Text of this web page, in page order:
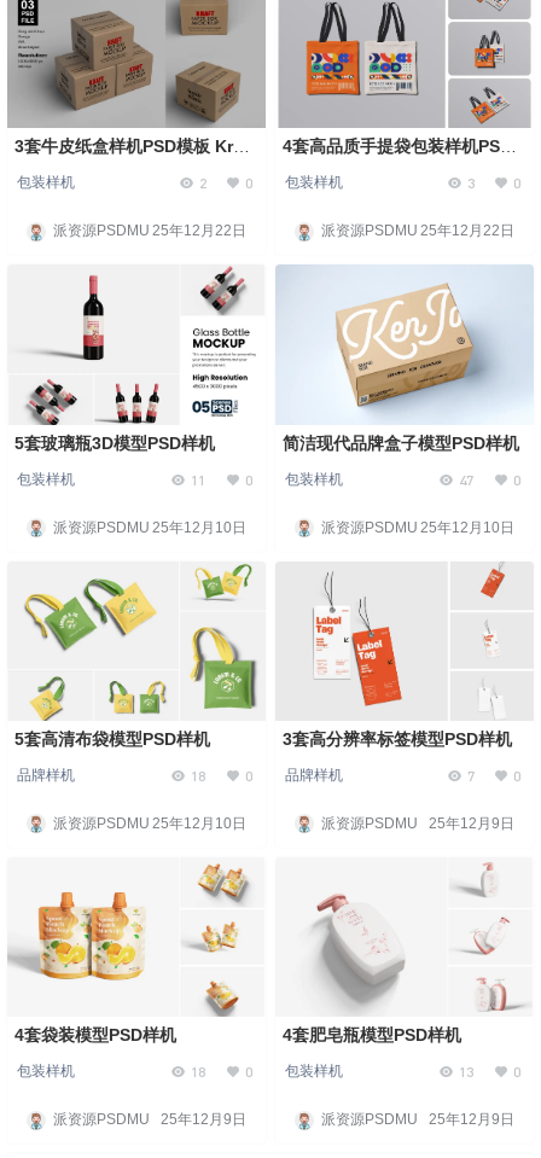
3套牛皮纸盒样机PSD模板 Kraft
Paper Box Mockup
包装样机 2 0
派资源PSDMU 25年12月22日
4套高品质手提袋包装样机PSD
模板 High Quality Tote Bag
Mockup
包装样机 3 0
派资源PSDMU 25年12月22日
5套玻璃瓶3D模型PSD样机
包装样机 11 0
派资源PSDMU 25年12月10日
简洁现代品牌盒子模型PSD样机
包装样机 47 0
派资源PSDMU 25年12月10日
5套高清布袋模型PSD样机
品牌样机 18 0
派资源PSDMU 25年12月10日
3套高分辨率标签模型PSD样机
品牌样机 7 0
派资源PSDMU 25年12月9日
4套袋装模型PSD样机
包装样机 18 0
派资源PSDMU 25年12月9日
4套肥皂瓶模型PSD样机
包装样机 13 0
派资源PSDMU 25年12月9日